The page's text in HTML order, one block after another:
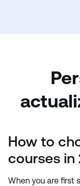
How to
courses in
When you are first